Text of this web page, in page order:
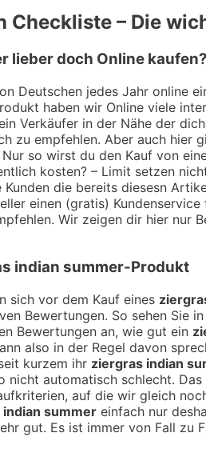
Checkliste – Die
lieber doch Online kaufen?
Deutschen jedes Jahr online
haben wir Online viele
Verkäufer in der Nähe der
zu empfehlen. Aber auch
so wirst du den Kauf von
kosten? – Limit setzen
die bereits diesesn
einen (gratis)
Wir zeigen dir hier
indian summer-Produkt
sich vor dem Kauf eines
Bewertungen. So sehen
Bewertungen an, wie gut ein
also in der Regel davon
kurzem ihr ziergras indian
nicht automatisch schlecht. Das
auf die wir gleich
summer einfach nur
gut. Es ist immer von Fall zu